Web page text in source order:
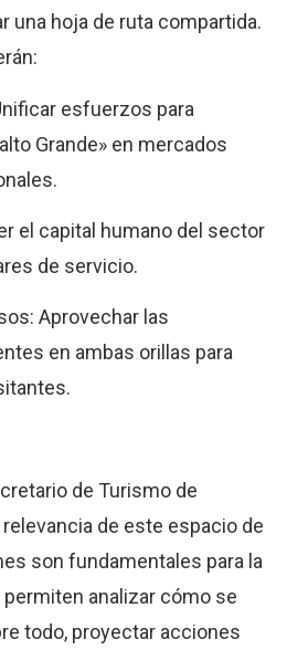
una hoja de ruta compartida.
esfuerzos para
Grande» en mercados
el capital humano del sector
de servicio.
Aprovechar las
en ambas orillas para
de Turismo de
de este espacio de
son fundamentales para la
analizar cómo se
todo, proyectar acciones